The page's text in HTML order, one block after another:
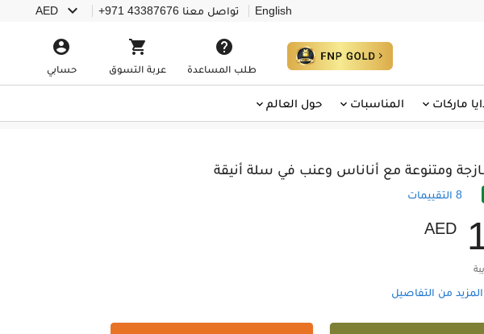
English تواصل معنا +971 43387676
AED 

طلب المساعدة

عربة التسوق

حسابي
ماركات المناسبات حول العالم
ومتنوعة مع أناناس وعنب في سلة أنيقة
8 التقييمات
AED
من التفاصيل